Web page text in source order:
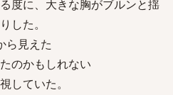
度に、大きな胸がブルンと揺
した。
ら見えた
のかもしれない
していた。